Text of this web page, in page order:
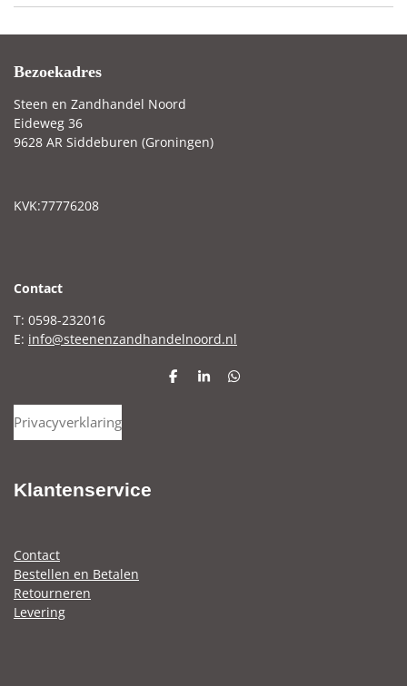
Bezoekadres
Steen en Zandhandel Noord
Eideweg 36
9628 AR Siddeburen (Groningen)
KVK:77776208
Contact
T: 0598-232016
E: info@steenenzandhandelnoord.nl
D
S
D
Privacyverklaring
Klantenservice
Contact
Bestellen en Betalen
Retourneren
Levering